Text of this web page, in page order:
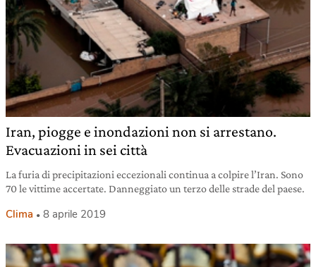
Iran, piogge e inondazioni non si arrestano.
Evacuazioni in sei città
La furia di precipitazioni eccezionali continua a colpire l’Iran. Sono
70 le vittime accertate. Danneggiato un terzo delle strade del paese.
Clima 8 aprile 2019